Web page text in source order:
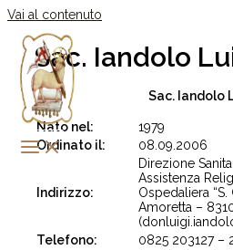
Vai al contenuto
Sac. Iandolo
Sac. Iandolo
Nato nel:
1979
Ordinato il:
08.09.2006
Indirizzo:
Direzione
Assistenza
Ospedaliera “S.
Amoretta –
Telefono:
0825 203127 –